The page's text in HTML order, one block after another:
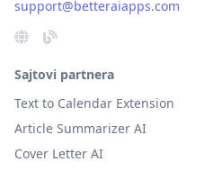
support@betteraiapps.com
Sajtovi partnera
Text to Calendar Extension
Article Summarizer AI
Cover Letter AI